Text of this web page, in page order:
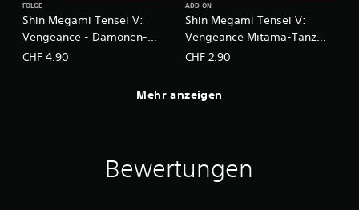
Shin Megami Tensei V:
Vengeance - Dämonen-
Nebenmission – Sakura-
FOLGE
CHF 4.90
Shin Megami Tensei V:
Vengeance Mitama-Tanz
der EP
ADD-ON
CHF 2.90
Mehr anzeigen
Bewertungen